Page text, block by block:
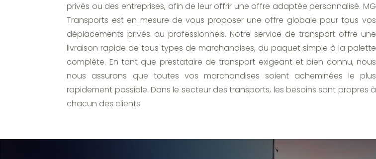
privés ou des entreprises, afin de leur offrir une offre adaptée personnalisé. MG
Transports est en mesure de vous proposer une offre globale pour tous vos
déplacements privés ou professionnels. Notre service de transport offre une
livraison rapide de tous types de marchandises, du paquet simple à la palette
complète. En tant que prestataire de transport exigeant et bien connu, nous
nous assurons que toutes vos marchandises soient acheminées le plus
rapidement possible. Dans le secteur des transports, les besoins sont propres à
chacun des clients.